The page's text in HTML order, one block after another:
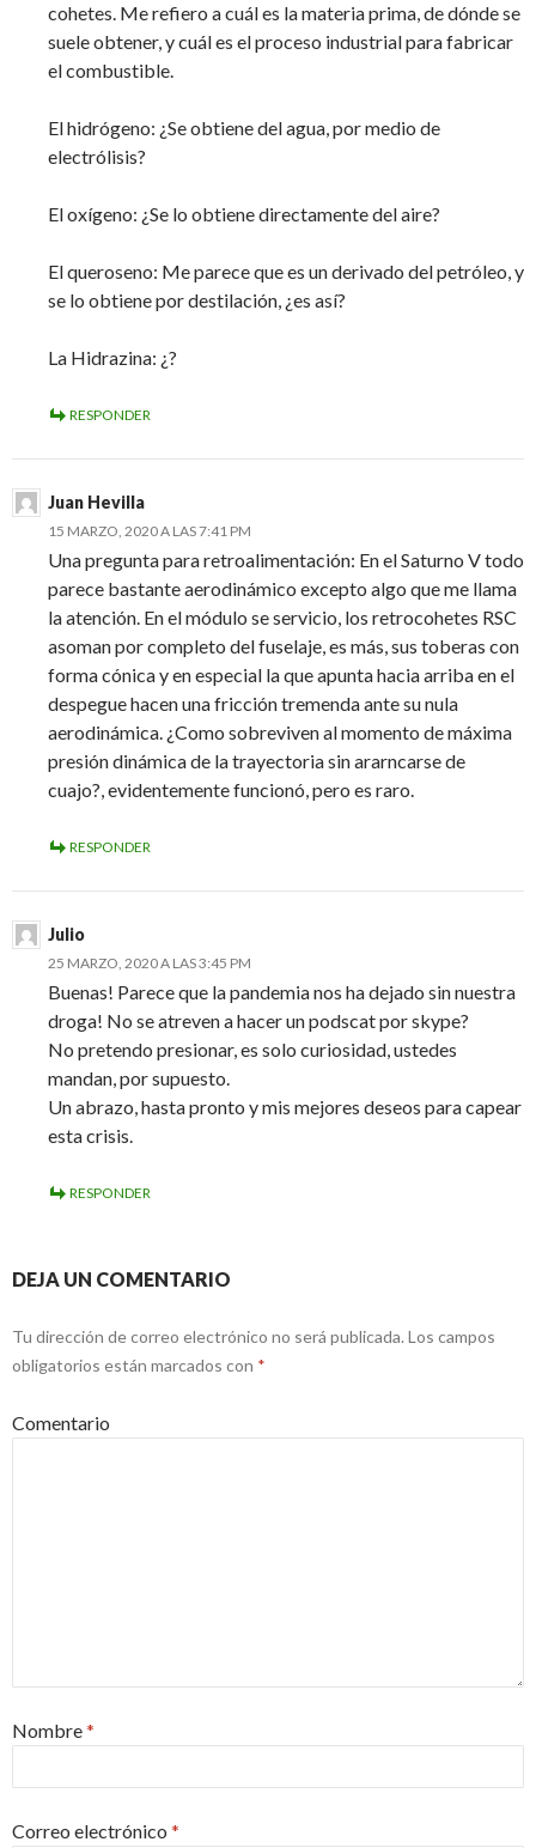
cohetes. Me refiero a cuál es la materia prima, de dónde se
suele obtener, y cuál es el proceso industrial para fabricar
el combustible.
El hidrógeno: ¿Se obtiene del agua, por medio de
electrólisis?
El oxígeno: ¿Se lo obtiene directamente del aire?
El queroseno: Me parece que es un derivado del petróleo, y
se lo obtiene por destilación, ¿es así?
La Hidrazina: ¿?
RESPONDER
Juan Hevilla
15 MARZO, 2020 A LAS 7:41 PM
Una pregunta para retroalimentación: En el Saturno V todo
parece bastante aerodinámico excepto algo que me llama
la atención. En el módulo se servicio, los retrocohetes RSC
asoman por completo del fuselaje, es más, sus toberas con
forma cónica y en especial la que apunta hacia arriba en el
despegue hacen una fricción tremenda ante su nula
aerodinámica. ¿Como sobreviven al momento de máxima
presión dinámica de la trayectoria sin ararncarse de
cuajo?, evidentemente funcionó, pero es raro.
RESPONDER
Julio
25 MARZO, 2020 A LAS 3:45 PM
Buenas! Parece que la pandemia nos ha dejado sin nuestra
droga! No se atreven a hacer un podscat por skype?
No pretendo presionar, es solo curiosidad, ustedes
mandan, por supuesto.
Un abrazo, hasta pronto y mis mejores deseos para capear
esta crisis.
RESPONDER
DEJA UN COMENTARIO
Tu dirección de correo electrónico no será publicada. Los campos
obligatorios están marcados con *
Comentario
Nombre*
Correo electrónico *